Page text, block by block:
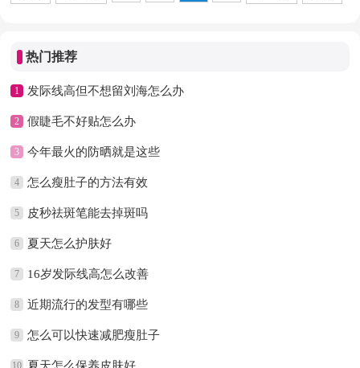
热门推荐
1 发际线高但不想留刘海怎么办
2 假睫毛不好贴怎么办
3 今年最火的防晒就是这些
4 怎么瘦肚子的方法有效
5 皮秒祛斑笔能去掉斑吗
6 夏天怎么护肤好
7 16岁发际线高怎么改善
8 近期流行的发型有哪些
9 怎么可以快速减肥瘦肚子
10